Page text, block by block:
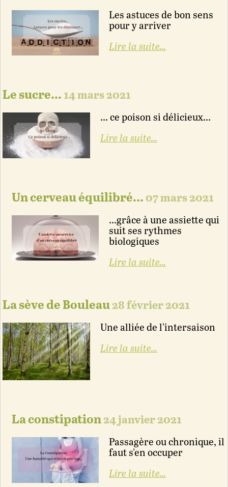
Les astuces de bon sens
pour y arriver
Lire la suite...
Le sucre... 14 mars 2021
... ce poison si délicieux...
Lire la suite...
Un cerveau équilibré... 07 mars 2021
...grâce à une assiette qui
suit ses rythmes
biologiques
Lire la suite...
La sève de Bouleau 28 février 2021
Une alliée de l'intersaison
Lire la suite...
La constipation 24 janvier 2021
Passagère ou chronique, il
faut s'en occuper
Lire la suite...